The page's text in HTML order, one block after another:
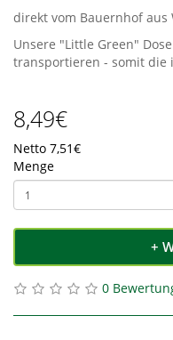
direkt vom Bauernhof
Unsere "Little Green"
transportieren - somit die
8,49€
Netto 7,51€
Menge
+
0